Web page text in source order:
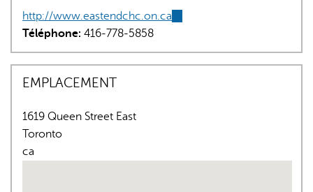
L'IA peut afficher des informations incorrectes, veuillez donc
vérifier toute réponse.
http://www.eastendchc.on.ca
external)
Téléphone: 416-778-5858
EMPLACEMENT
1619 Queen Street East
Toronto
ca